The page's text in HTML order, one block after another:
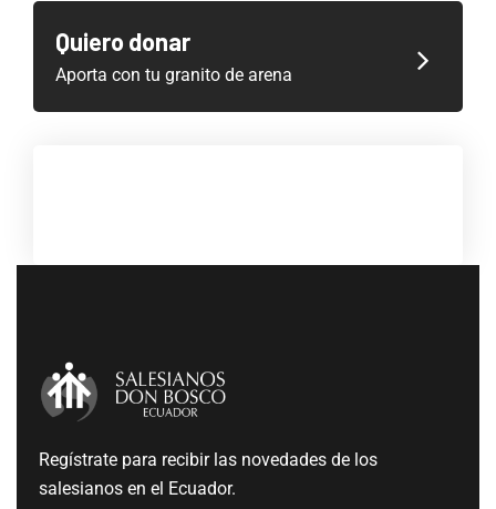
Quiero donar
Aporta con tu granito de arena
Regístrate para recibir las novedades de los
salesianos en el Ecuador.